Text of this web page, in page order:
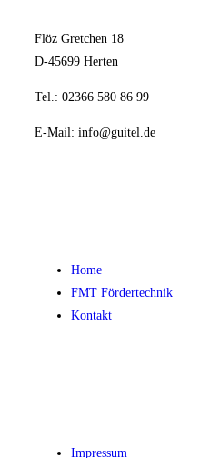
Flöz Gretchen 18
D-45699 Herten
Tel.: 02366 580 86 99
E-Mail: info@guitel.de
Home
FMT Fördertechnik
Kontakt
Impressum